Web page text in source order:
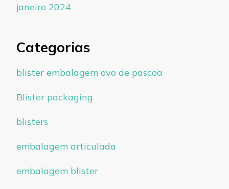
janeiro 2024
Categorias
blister embalagem ovo de pascoa
Blister packaging
blisters
embalagem articulada
embalagem blister